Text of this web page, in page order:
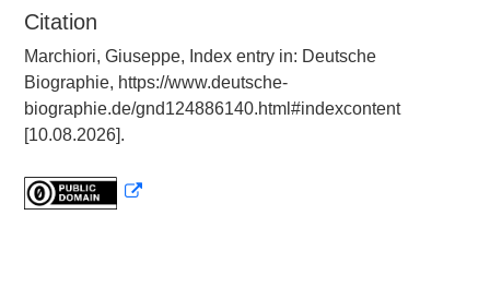
Citation
Marchiori, Giuseppe, Index entry in: Deutsche
Biographie, https://www.deutsche-
biographie.de/gnd124886140.html#indexcontent
[10.08.2026].